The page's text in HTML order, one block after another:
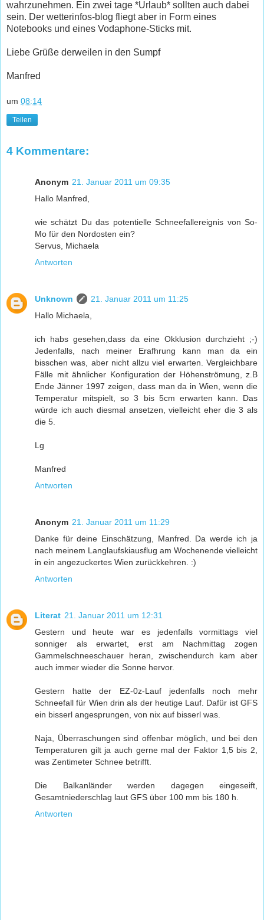
wahrzunehmen. Ein zwei tage *Urlaub* sollten auch dabei
sein. Der wetterinfos-blog fliegt aber in Form eines
Notebooks und eines Vodaphone-Sticks mit.
Liebe Grüße derweilen in den Sumpf
Manfred
um 08:14
Teilen
4 Kommentare:
Anonym 21. Januar 2011 um 09:35
Hallo Manfred,
wie schätzt Du das potentielle Schneefallereignis von So-
Mo für den Nordosten ein?
Servus, Michaela
Antworten
Unknown
21. Januar 2011 um 11:25
Hallo Michaela,
ich habs gesehen,dass da eine Okklusion durchzieht ;-)
Jedenfalls, nach meiner Erafhrung kann man da ein
bisschen was, aber nicht allzu viel erwarten. Vergleichbare
Fälle mit ähnlicher Konfiguration der Höhenströmung, z.B
Ende Jänner 1997 zeigen, dass man da in Wien, wenn die
Temperatur mitspielt, so 3 bis 5cm erwarten kann. Das
würde ich auch diesmal ansetzen, vielleicht eher die 3 als
die 5.
Lg
Manfred
Antworten
Anonym 21. Januar 2011 um 11:29
Danke für deine Einschätzung, Manfred. Da werde ich ja
nach meinem Langlaufskiausflug am Wochenende vielleicht
in ein angezuckertes Wien zurückkehren. :)
Antworten
Literat 21. Januar 2011 um 12:31
Gestern und heute war es jedenfalls vormittags viel
sonniger als erwartet, erst am Nachmittag zogen
Gammelschneeschauer heran, zwischendurch kam aber
auch immer wieder die Sonne hervor.
Gestern hatte der EZ-0z-Lauf jedenfalls noch mehr
Schneefall für Wien drin als der heutige Lauf. Dafür ist GFS
ein bisserl angesprungen, von nix auf bisserl was.
Naja, Überraschungen sind offenbar möglich, und bei den
Temperaturen gilt ja auch gerne mal der Faktor 1,5 bis 2,
was Zentimeter Schnee betrifft.
Die Balkanländer werden dagegen eingeseift,
Gesamtniederschlag laut GFS über 100 mm bis 180 h.
Antworten